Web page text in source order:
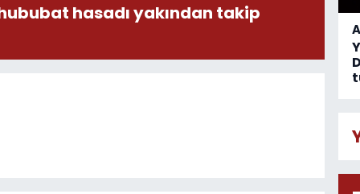
hasadı yakından takip